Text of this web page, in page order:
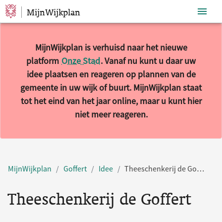
Sla navigatie over
MijnWijkplan
MijnWijkplan is verhuisd naar het nieuwe
platform Onze Stad. Vanaf nu kunt u daar uw
idee plaatsen en reageren op plannen van de
gemeente in uw wijk of buurt. MijnWijkplan staat
tot het eind van het jaar online, maar u kunt hier
niet meer reageren.
MijnWijkplan Goffert Idee Theeschenkerij de Goffert
Theeschenkerij de Goffert